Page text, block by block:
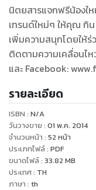
นิตยสารแจกฟรีน้องให
เทรนด์ใหม่ๆ ให้คุณ กิ
เพิ่มความสนุกโดยให้
ติดตามความเคลื่อนไ
และ Facebook:
รายละเอียด
ISBN : N/A
วันวางขาย : 01 พ.ค. 2014
จำนวนหน้า : 52 หน้า
ประเภทไฟล์: PDF
ขนาดไฟล์: 33.82 MB
ประเทศ: TH
ภาษา : th